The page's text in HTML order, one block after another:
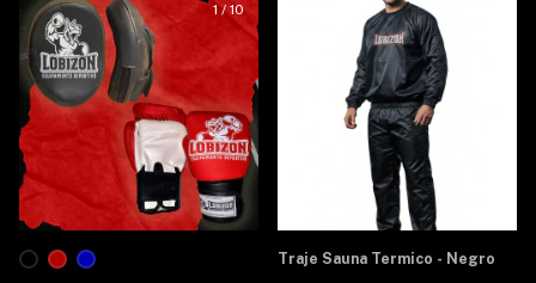
1/10
Traje Sauna Termico - Negro